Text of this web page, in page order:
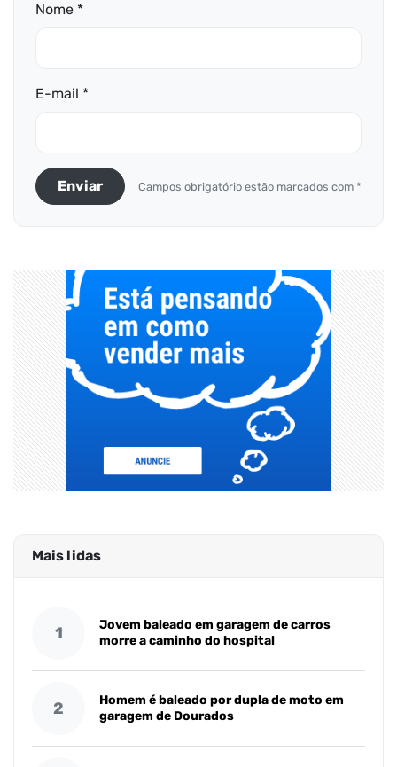
Nome *
E-mail *
Enviar Campos obrigatório estão marcados com *
Mais lidas
1
Jovem baleado em garagem de carros
morre a caminho do hospital
2
Homem é baleado por dupla de moto em
garagem de Dourados